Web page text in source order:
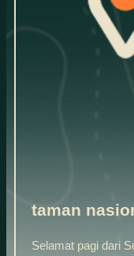
taman
Selamat pagi dari